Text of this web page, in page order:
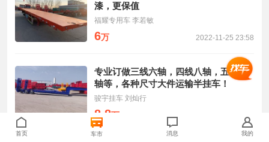
漆，更保值
福耀专用车 李若敏
6万 2022-11-25 23:58
专业订做三线六轴，四线八轴，五线十
轴等，各种尺寸大件运输半挂车！
骏宇挂车 刘灿行
8.8万 2022-5-7 09:26
首页 车市 消息 我的